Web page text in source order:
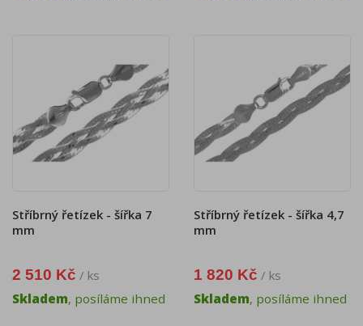
Stříbrný řetízek - šířka 7
mm
2 510 Kč / ks
Skladem, posíláme ihned
Stříbrný řetízek - šířka 4,7
mm
1 820 Kč / ks
Skladem, posíláme ihned